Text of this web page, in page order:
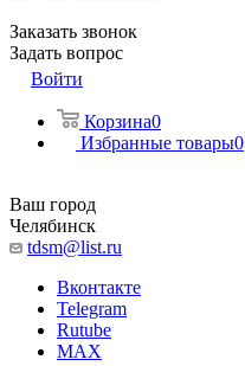
Заказать звонок
Задать вопрос
Войти
Корзина0
Избранные товары0
Ваш город
Челябинск
tdsm@list.ru
Вконтакте
Telegram
Rutube
MAX